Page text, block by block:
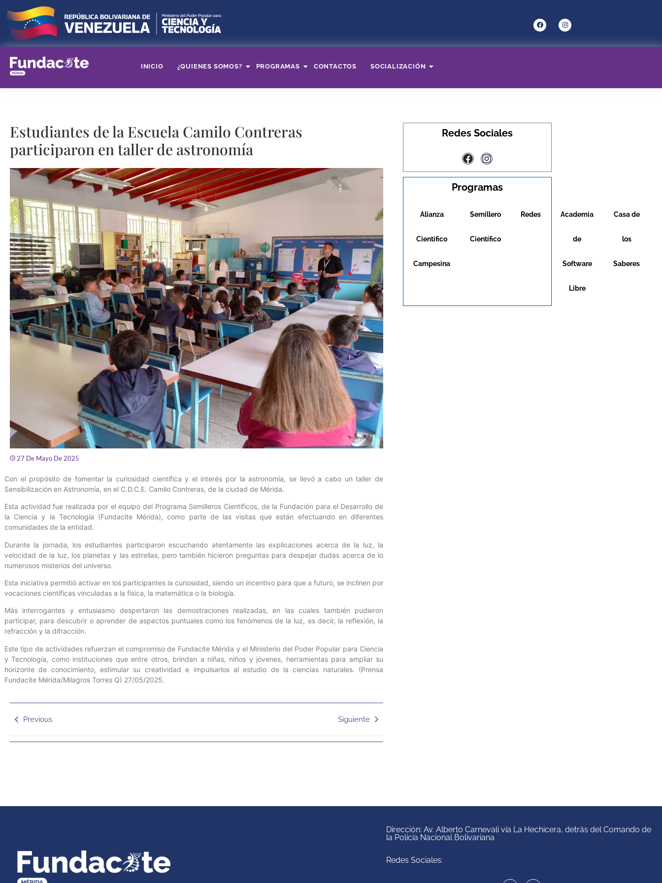
INICIO ¿QUIENES SOMOS? PROGRAMAS CONTACTOS SOCIALIZACIÓN
Estudiantes de la Escuela Camilo Contreras
participaron en taller de astronomía
27 De Mayo De 2025
Con el propósito de fomentar la curiosidad científica y el interés por la astronomía, se llevó a cabo un taller de
Sensibilización en Astronomía, en el C.D.C.E. Camilo Contreras, de la ciudad de Mérida.
Esta actividad fue realizada por el equipo del Programa Semilleros Científicos, de la Fundación para el Desarrollo de
la Ciencia y la Tecnología (Fundacite Mérida), como parte de las visitas que están efectuando en diferentes
comunidades de la entidad.
Durante la jornada, los estudiantes participaron escuchando atentamente las explicaciones acerca de la luz, la
velocidad de la luz, los planetas y las estrellas, pero también hicieron preguntas para despejar dudas acerca de lo
numerosos misterios del universo.
Esta iniciativa permitió activar en los participantes la curiosidad, siendo un incentivo para que a futuro, se inclinen por
vocaciones científicas vinculadas a la física, la matemática o la biología.
Más interrogantes y entusiasmo despertaron las demostraciones realizadas, en las cuales también pudieron
participar, para descubrir o aprender de aspectos puntuales como los fenómenos de la luz, es decir, la reflexión, la
refracción y la difracción.
Este tipo de actividades refuerzan el compromiso de Fundacite Mérida y el Ministerio del Poder Popular para Ciencia
y Tecnología, como instituciones que entre otros, brindan a niñas, niños y jóvenes, herramientas para ampliar su
horizonte de conocimiento, estimular su creatividad e impulsarlos al estudio de la ciencias naturales. (Prensa
Fundacite Mérida/Milagros Torres Q) 27/05/2025.
Previous Siguiente
Redes Sociales
Programas
Alianza
Científico
Campesina
Semillero
Científico
Redes Academia
de
Software
Libre
Casa de
los
Saberes
Dirección: Av. Alberto Carnevali vía La Hechicera, detrás del Comando de
la Policía Nacional Bolivariana
Redes Sociales: